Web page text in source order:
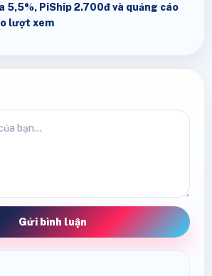
5,5%, PiShip 2.700đ và quảng cáo
lượt xem
Gửi bình luận